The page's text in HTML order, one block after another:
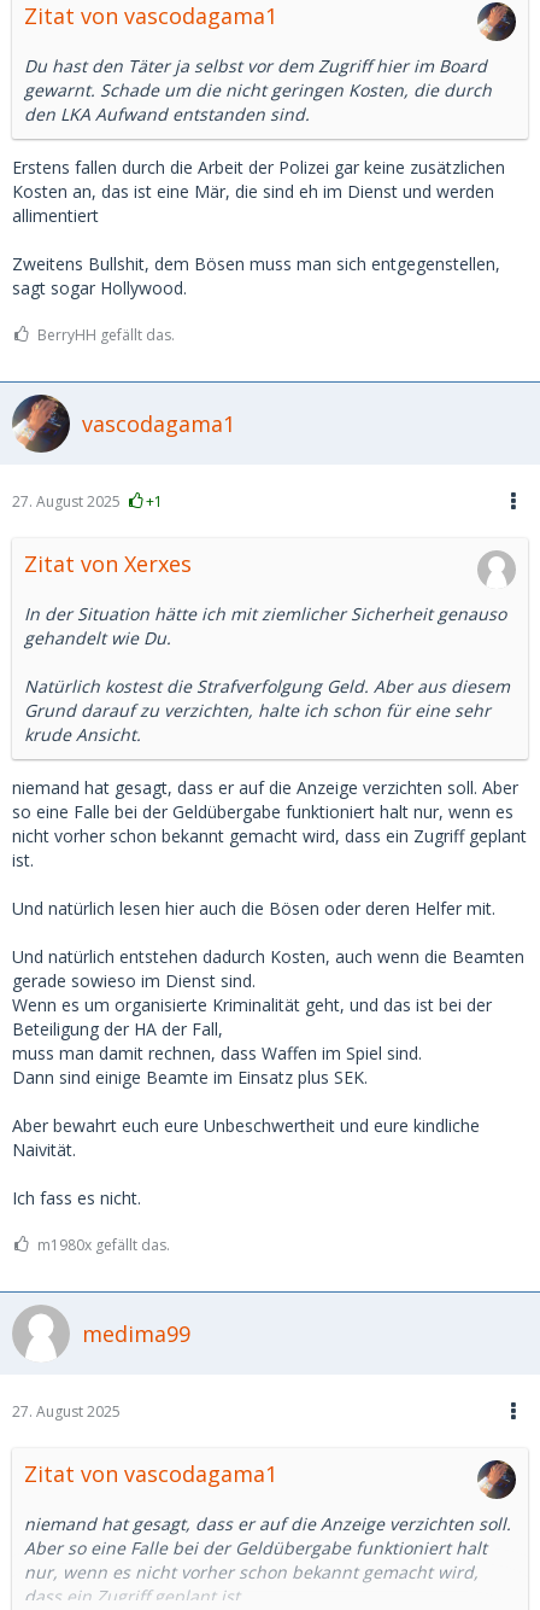
Zitat von vascodagama1
Du hast den Täter ja selbst vor dem Zugriff hier im Board
gewarnt. Schade um die nicht geringen Kosten, die durch
den LKA Aufwand entstanden sind.
Erstens fallen durch die Arbeit der Polizei gar keine zusätzlichen
Kosten an, das ist eine Mär, die sind eh im Dienst und werden
allimentiert
Zweitens Bullshit, dem Bösen muss man sich entgegenstellen,
sagt sogar Hollywood.
BerryHH gefällt das.
vascodagama1
27. August 2025 +1
Zitat von Xerxes
In der Situation hätte ich mit ziemlicher Sicherheit genauso
gehandelt wie Du.
Natürlich kostest die Strafverfolgung Geld. Aber aus diesem
Grund darauf zu verzichten, halte ich schon für eine sehr
krude Ansicht.
niemand hat gesagt, dass er auf die Anzeige verzichten soll. Aber
so eine Falle bei der Geldübergabe funktioniert halt nur, wenn es
nicht vorher schon bekannt gemacht wird, dass ein Zugriff geplant
ist.
Und natürlich lesen hier auch die Bösen oder deren Helfer mit.
Und natürlich entstehen dadurch Kosten, auch wenn die Beamten
gerade sowieso im Dienst sind.
Wenn es um organisierte Kriminalität geht, und das ist bei der
Beteiligung der HA der Fall,
muss man damit rechnen, dass Waffen im Spiel sind.
Dann sind einige Beamte im Einsatz plus SEK.
Aber bewahrt euch eure Unbeschwertheit und eure kindliche
Naivität.
Ich fass es nicht.
m1980x gefällt das.
medima99
27. August 2025
Zitat von vascodagama1
niemand hat gesagt, dass er auf die Anzeige verzichten soll.
Aber so eine Falle bei der Geldübergabe funktioniert halt
nur, wenn es nicht vorher schon bekannt gemacht wird,
dass ein Zugriff geplant ist.